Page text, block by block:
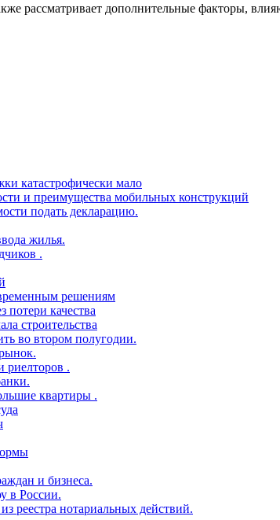
рассматривает дополнительные факторы,
катастрофически мало
и преимущества мобильных конструкций
подать декларацию.
жилья.
.
решениям
потери качества
строительства
во втором полугодии.
риелторов .
квартиры .
и бизнеса.
в России.
реестра нотариальных действий.